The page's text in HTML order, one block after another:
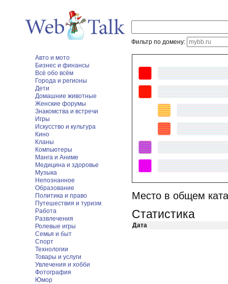
Фильтр по домену:
Авто и мото
Бизнес и финансы
Всё обо всём
Города и регионы
Дети
Домашние животные
Женские форумы
Знакомства и встречи
Игры
Искусство и культура
Кино
Кланы
Компьютеры
Манга и Аниме
Медицина и здоровье
Музыка
Непознанное
Образование
Политика и право
Путешествия и туризм
Работа
Развлечения
Ролевые игры
Семья и быт
Спорт
Технологии
Товары и услуги
Увлечения и хобби
Фотография
Юмор
Место в общем
Статистика
Дата